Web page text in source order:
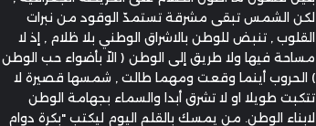
لكن الشمس تبقى مشرقة تستمدّ الوقود من نبرات
القلوب , تنبض للوطن بالاشراق الوطني بلا ظلام , إذ لا
مساحة فيها ولا طريق إلى الوطن ( الاّ بأضواء حب الوطن
) الحروب أينما وقعت ومهما طالت , شمسها قصيرة لا
تتكبت طويلا او لا تشرق أبدا والسماء بجهامة الوطن
لابناء الوطن. من يمسك بالقلم اليوم ليكتب "بكرة دوام